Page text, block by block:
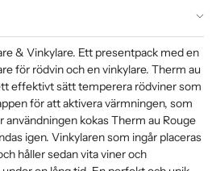
& Vinkylare. Ett presentpack med en
för rödvin och en vinkylare. Therm au
effektivt sätt temperera rödviner som
för att aktivera värmningen, som
kokas Therm au Rouge
igen. Vinkylaren som ingår placeras
håller sedan vita viner och